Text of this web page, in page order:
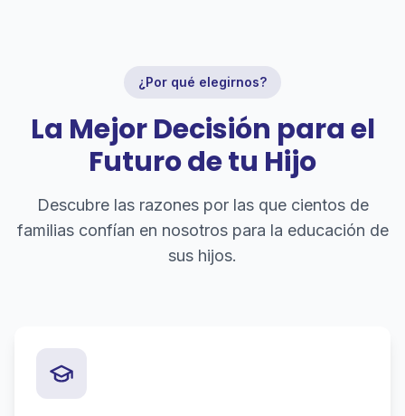
¿Por qué elegirnos?
La Mejor Decisión para el
Futuro de tu Hijo
Descubre las razones por las que cientos de
familias confían en nosotros para la educación de
sus hijos.